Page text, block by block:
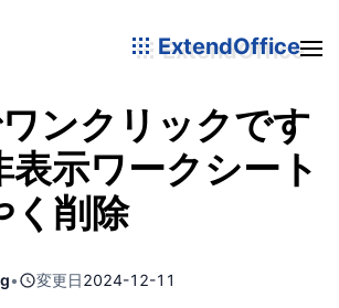
ExtendOffice
ンクリックです
示ワークシート
く削除
• 変更日2024-12-11